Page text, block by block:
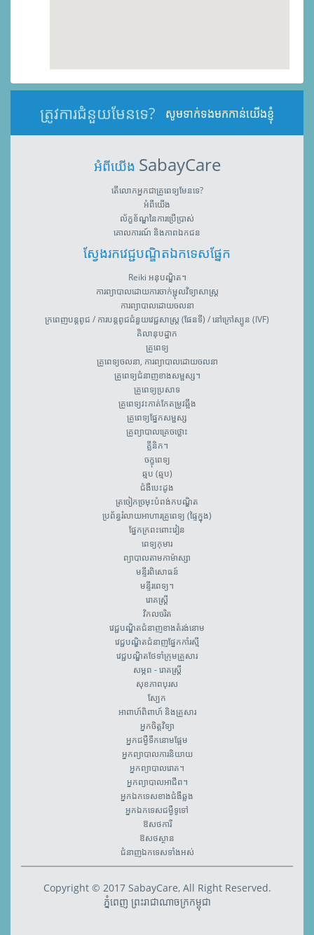
ត្រូវការជំនួយមែនទេ? សូមទាក់ទងមកកាន់យើងខ្ញុំ
អំពីយើង SabayCare
តើលោកអ្នកជាគ្រូពេទ្យមែនទេ?
អំពីយើង
ល័ក្ខខ័ណ្ឌនៃការប្រើប្រាស់
គោលការណ៍ និងភាពឯកជន
ស្វែងរកវេជ្ជបណ្ឌិតឯកទេសផ្នែក
Reiki អនុបណ្ឌិត។
ការព្យាបាលដោយការចាក់ម្ជុលវិទ្យាសាស្រ្ត
ការព្យាបាលដោយចលនា
ក្រពេញបន្តពូជ / ការបន្តពូជជំនួយវេជ្ជសាស្រ្ត (ផែនទី) / នៅក្រៅស្បូន (IVF)
គិលានុបដ្ឋាក
គ្រូពេទ្យ
គ្រូពេទ្យចលនា, ការព្យាបាលដោយចលនា
គ្រូពេទ្យជំនាញខាងសម្ផស្ស។
គ្រូពេទ្យប្រសាទ
គ្រូពេទ្យវះកាត់កែតម្រូវឆ្អឹង
គ្រូពេទ្យ​ផ្នែកសម្ផស្ស
គ្រូព្យាបាលគ្រេចថ្លោះ
គ្លីនិក។
ចក្ខុពេទ្យ
ឆ្មប (ឆ្មប)
ជំងឺបេះដូង
ត្រចៀកច្រមុះបំពង់កបណ្ឌិត
ប្រព័ន្ធរំលាយអាហារគ្រូពេទ្យ (ផ្ទៃក្នុង)
ផ្នែកក្រពះពោះវៀន
ពេទ្យកុមារ
ព្យាបាលតាមកាម៉ាស្សា
មន្ទីរពិសោធន៍
មន្ទីរពេទ្យ។
រោគស្ត្រី
វិកលចរិត
វេជ្ជបណ្ឌិតជំនាញខាងតំរង់នោម
វេជ្ជបណ្ឌិតជំនាញផ្នែកកាំរស្មី
វេជ្ជបណ្ឌិតថែទាំក្រុមគ្រួសារ
សម្ភព - រោគស្ត្រី
សុខភាពបុរស
ស្បែក
អាពាហ៍ពិពាហ៍ និងគ្រួសារ
អ្នកចិត្តវិទ្យា
អ្នកជម្ងឺទឹកនោមផ្អែម
អ្នកព្យាបាលការនិយាយ
អ្នកព្យាបាលរោគ។
អ្នកព្យាបាលអាជីព។
អ្នកឯកទេសខាងជំងឺឆ្លង
អ្នកឯកទេសជម្ងឺទូទៅ
ឱសថការី
ឱសថស្ថាន
ជំនាញឯកទេសទាំងអស់
Copyright © 2017 SabayCare, All Right Reserved.
ភ្នំពេញ ព្រះរាជាណាចក្រកម្ពុជា